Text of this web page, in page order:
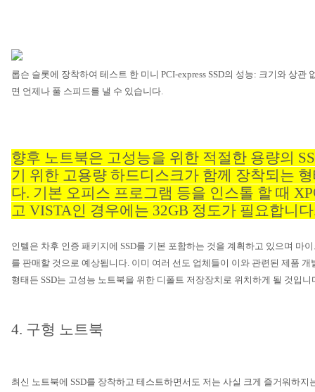
롭슨 슬롯에 장착하여 테스트 한 미니 PCI-express SSD의 성능: 크기와 상관
면 언제나 풀 스피드를 낼 수 있습니다
향후 노트북은 고성능을 위한 적절한 용량의
기 위한 고용량 하드디스크가 함께 장착되는
다. 기본 오피스 프로그램 등을 인스톨 할 때 XP
고 VISTA인 경우에는 32GB 정도가 필요합니다
인텔은 차후 인증 패키지에 SSD를 기본 포함하는 것을 계획하고 있으며 마
를 판매할 것으로 예상됩니다 이미 여러 선도 업체들이 이와 관련된 제품
형태든 SSD는 고성능 노트북을 위한 디폴트 저장장치로 위치하게 될 것입니
4. 구형 노트북
최신 노트북에 SSD를 장착하고 테스트하면서도 저는 사실 크게 즐거워하지